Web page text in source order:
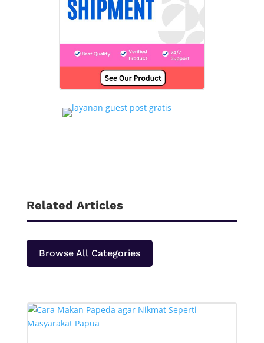
Related Articles
Browse All Categories